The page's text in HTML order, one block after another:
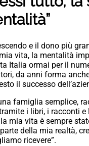
e il dono più
vita, la mentalità
Italia ormai per il
da anni forma
il successo
famiglia semplice,
i libri, i racconti
mia vita è sempre
della mia realtà,
ricevere”.